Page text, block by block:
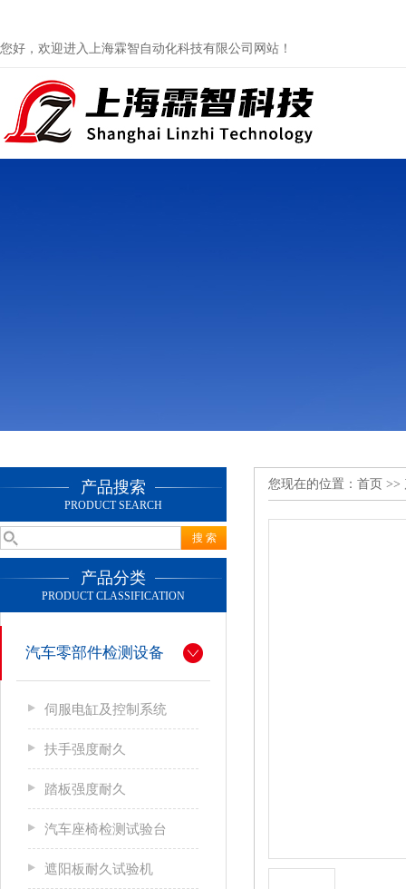
您好，欢迎进入上海霖智自动化科技有限公司网站！
产品搜索
PRODUCT SEARCH
产品分类
PRODUCT CLASSIFICATION
汽车零部件检测设备
伺服电缸及控制系统
扶手强度耐久
踏板强度耐久
汽车座椅检测试验台
遮阳板耐久试验机
您现在的位置： 首页 >>